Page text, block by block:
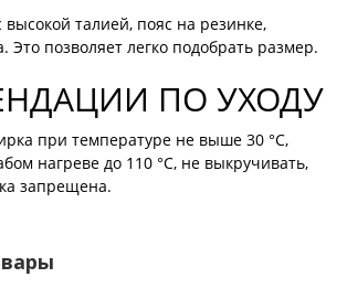
талией, пояс на резинке,
Это позволяет легко подобрать размер.
ПО УХОДУ
при температуре не выше 30 °С,
нагреве до 110 °С, не выкручивать,
запрещена.